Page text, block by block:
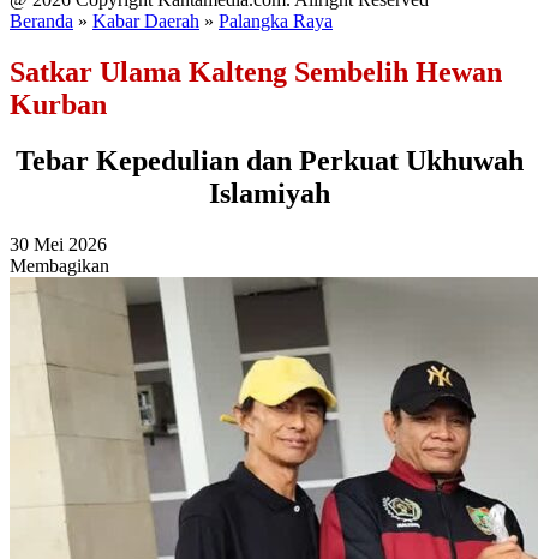
Beranda » Kabar Daerah » Palangka Raya
Satkar Ulama Kalteng Sembelih Hewan
Kurban
Tebar Kepedulian dan Perkuat Ukhuwah
Islamiyah
30 Mei 2026
Membagikan